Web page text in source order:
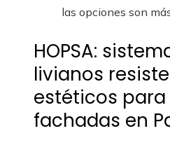
las opciones son
HOPSA:
livianos
estéticos para
fachadas en